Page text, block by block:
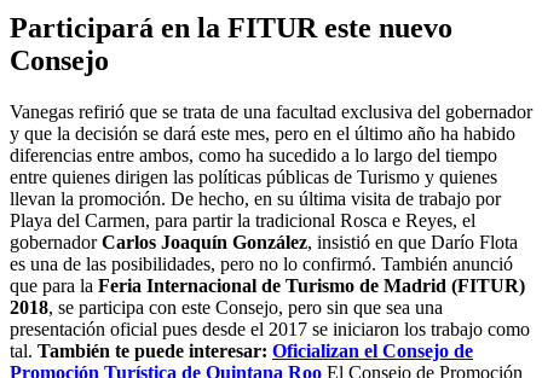
Participará en la FITUR este nuevo
Consejo
Vanegas refirió que se trata de una facultad exclusiva del gobernador
y que la decisión se dará este mes, pero en el último año ha habido
diferencias entre ambos, como ha sucedido a lo largo del tiempo
entre quienes dirigen las políticas públicas de Turismo y quienes
llevan la promoción. De hecho, en su última visita de trabajo por
Playa del Carmen, para partir la tradicional Rosca e Reyes, el
gobernadorCarlos Joaquín González, insistió en que Darío Flota
es una de las posibilidades, pero no lo confirmó. También anunció
que para la Feria Internacional de Turismo de Madrid (FITUR)
2018, se participa con este Consejo, pero sin que sea una
presentación oficial pues desde el 2017 se iniciaron los trabajo como
tal. También te puede interesar: Oficializan el Consejo de
Promoción Turística de Quintana Roo El Consejo de Promoción